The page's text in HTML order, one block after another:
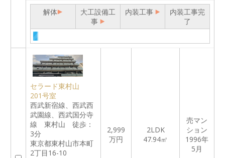
解体
大工設備工
事
内装工事
内装工事完
了
セラード東村山
201号室
西武新宿線、西武西
武園線、西武国分寺
線 東村山 徒歩：
3分
東京都東村山市本町
2丁目16-10
2,999
万円
2LDK
47.94㎡
売マン
ション
1996年
5月